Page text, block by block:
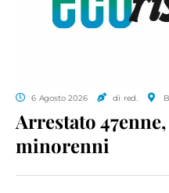
6 Agosto 2026 di red.
Arrestato
minorenni